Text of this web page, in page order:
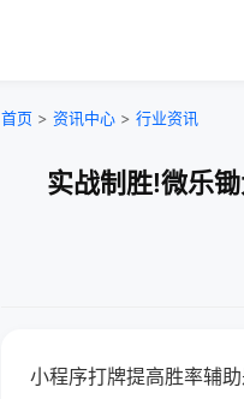
首页 > 资讯中心 > 行业资讯
实战制胜!微乐
小程序打牌提高胜率辅